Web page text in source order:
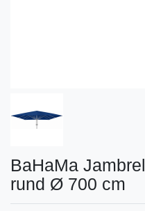
BaHaMa
rund Ø 700 cm